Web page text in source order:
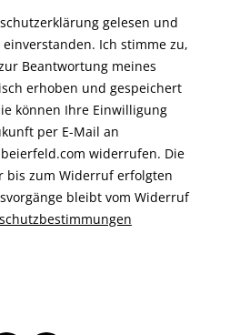
gelesen und
Ich stimme zu,
Beantwortung meines
erhoben und gespeichert
können Ihre Einwilligung
per E-Mail an
widerrufen. Die
bis zum Widerruf erfolgten
bleibt vom Widerruf